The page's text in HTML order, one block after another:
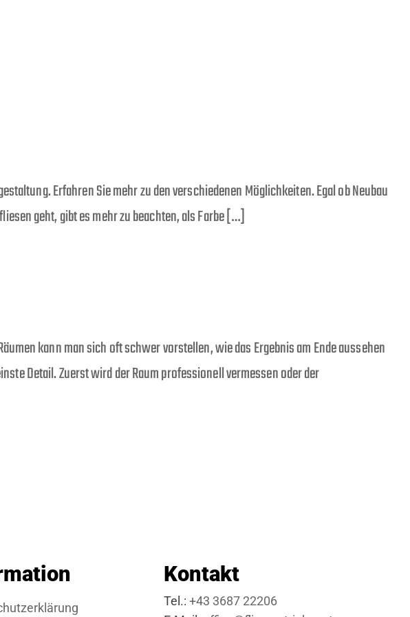
Erfahren Sie mehr zu den verschiedenen Möglichkeiten. Egal ob Neubau
geht, gibt es mehr zu beachten, als Farbe […]
kann man sich oft schwer vorstellen, wie das Ergebnis am Ende aussehen
Detail. Zuerst wird der Raum professionell vermessen oder der
Kontakt
Tel.: +43 3687 22206